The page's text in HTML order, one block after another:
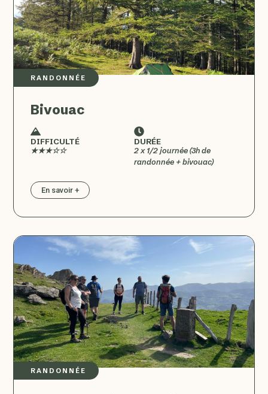
RANDONNÉE
Bivouac
DIFFICULTÉ
★★★☆☆
DURÉE
2 x 1/2 journée (3h de
randonnée + bivouac)
En savoir +
RANDONNÉE